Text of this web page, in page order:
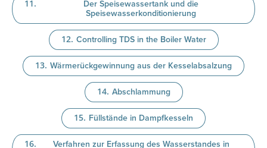
Der Speisewassertank und die
Speisewasserkonditionierung
Controlling TDS in the Boiler Water
Wärmerückgewinnung aus der Kesselabsalzung
Abschlammung
Füllstände in Dampfkesseln
Verfahren zur Erfassung des Wasserstandes in